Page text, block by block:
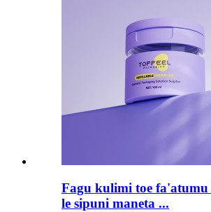
Fagu kulimi toe fa'atumu
le sipuni maneta ...